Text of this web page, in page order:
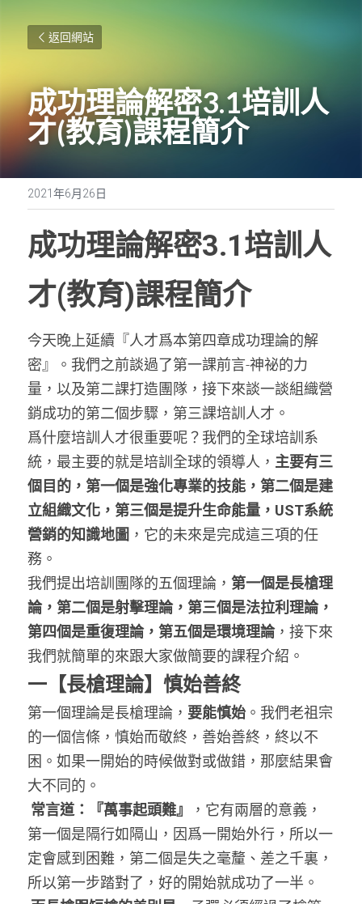
返回網站
成功理論解密3.1培訓人
才(教育)課程簡介
2021年6月26日
成功理論解密3.1培訓人
才(教育)課程簡介
今天晚上延續『人才爲本第四章成功理論的解
密』。我們之前談過了第一課前言-神祕的力
量，以及第二課打造團隊，接下來談一談組織營
銷成功的第二個步驟，第三課培訓人才。
爲什麼培訓人才很重要呢？我們的全球培訓系
統，最主要的就是培訓全球的領導人， 主要有三
個目的，第一個是強化專業的技能，第二個是建
立組織文化，第三個是提升生命能量，UST系統
營銷的知識地圖 ，它的未來是完成這三項的任
務。
我們提出培訓團隊的五個理論， 第一個是長槍理
論，第二個是射擊理論，第三個是法拉利理論，
第四個是重復理論，第五個是環境理論，接下來
我們就簡單的來跟大家做簡要的課程介紹。
一【長槍理論】慎始善終
第一個理論是長槍理論， 要能慎始 。我們老祖宗
的一個信條，慎始而敬終，善始善終，終以不
困。如果一開始的時候做對或做錯，那麼結果會
大不同的。
常言道：『萬事起頭難』
，它有兩層的意義，
第一個是隔行如隔山，因爲一開始外行，所以一
定會感到困難，第二個是失之毫釐、差之千裏，
所以第一步踏對了，好的開始就成功了一半。